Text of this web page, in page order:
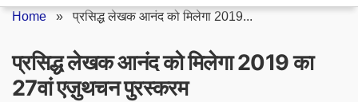
Home »प्रसिद्ध लेखक आनंद को मिलेगा 2019...
प्रसिद्ध लेखक आनंद को मिलेगा 2019 का
27वां एज़ुथचन पुरस्करम